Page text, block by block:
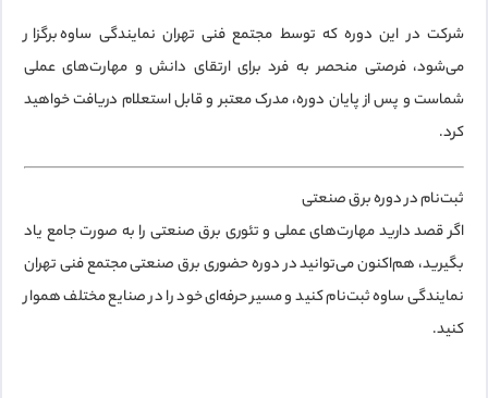
شرکت در این دوره که توسط مجتمع فنی تهران نمایندگی ساوهبرگزار
می‌شود، فرصتی منحصر به فرد برای ارتقای دانش و مهارت‌های عملی
شماست و پس از پایان دوره، مدرک معتبر و قابل استعلام دریافت خواهید
کرد.
ثبت‌نام در دوره برق صنعتی
اگر قصد دارید مهارت‌های عملی و تئوری برق صنعتی را به صورت جامع یاد
بگیرید، هم‌اکنون می‌توانید دردوره حضوری برق صنعتی مجتمع فنی تهران
نمایندگی ساوهثبت‌نام کنید و مسیر حرفه‌ای خود را در صنایع مختلف هموار
کنید.